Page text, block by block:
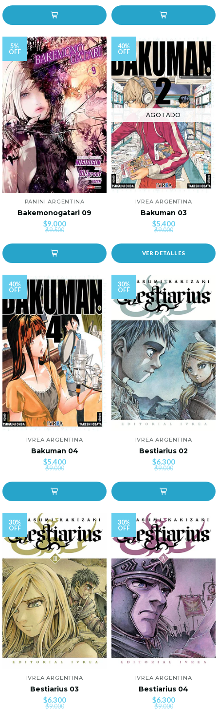
5%
OFF
PANINI ARGENTINA
Bakemonogatari 09
$9.000
$9.500
40%
OFF
AGOTADO
IVREA ARGENTINA
Bakuman 03
$5.400
$9.000
VER DETALLES
40%
OFF
IVREA ARGENTINA
Bakuman 04
$5.400
$9.000
30%
OFF
IVREA ARGENTINA
Bestiarius 02
$6.300
$9.000
30%
OFF
IVREA ARGENTINA
Bestiarius 03
$6.300
$9.000
30%
OFF
IVREA ARGENTINA
Bestiarius 04
$6.300
$9.000